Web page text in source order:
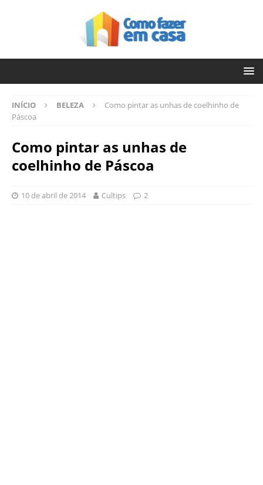
INÍCIO BELEZA
Como pintar as unhas de coelhinho de
Páscoa
Como pintar as unhas de
coelhinho de Páscoa
10 de abril de 2014 Cultips 2